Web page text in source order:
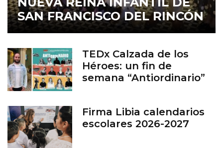
SAN FRANCISCO DEL RINCÓN
TEDx Calzada de los
Héroes: un fin de
semana “Antiordinario”
Firma Libia calendarios
escolares 2026-2027